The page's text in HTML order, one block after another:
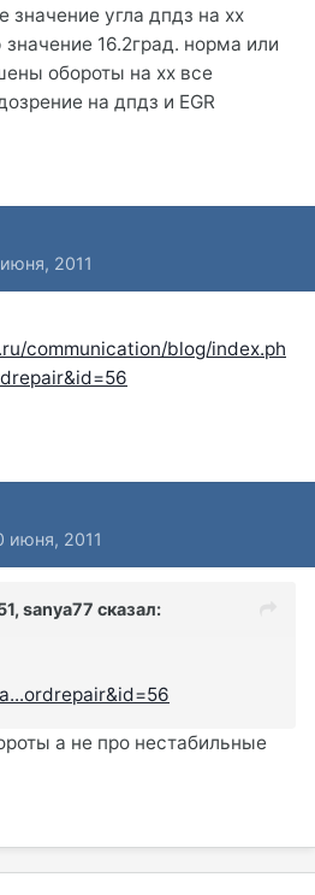
значение угла дпдз на хх
16.2град. норма или
обороты на хх все
на дпдз и EGR
2011
communication/blog/index.ph
июня, 2011
sanya77 сказал:
а не про нестабильные